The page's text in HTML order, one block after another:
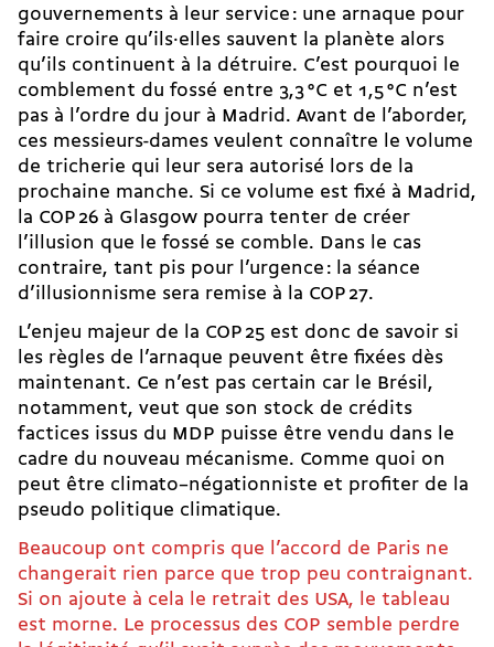
gouvernements à leur service : une arnaque pour
faire croire qu’ils·elles sauvent la planète alors
qu’ils continuent à la détruire. C’est pourquoi le
comblement du fossé entre 3,3 °C et 1,5 °C n’est
pas à l’ordre du jour à Madrid. Avant de l’aborder,
ces messieurs-dames veulent connaître le volume
de tricherie qui leur sera autorisé lors de la
prochaine manche. Si ce volume est fixé à Madrid,
la COP 26 à Glasgow pourra tenter de créer
l’illusion que le fossé se comble. Dans le cas
contraire, tant pis pour l’urgence : la séance
d’illusionnisme sera remise à la COP 27.
L’enjeu majeur de la COP 25 est donc de savoir si
les règles de l’arnaque peuvent être fixées dès
maintenant. Ce n’est pas certain car le Brésil,
notamment, veut que son stock de crédits
factices issus du MDP puisse être vendu dans le
cadre du nouveau mécanisme. Comme quoi on
peut être climato–négationniste et profiter de la
pseudo politique climatique.
Beaucoup ont compris que l’accord de Paris ne
changerait rien parce que trop peu contraignant.
Si on ajoute à cela le retrait des USA, le tableau
est morne. Le processus des COP semble perdre